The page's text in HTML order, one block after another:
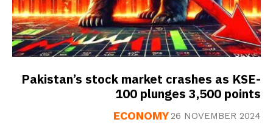
Pakistan’s stock market crashes as KSE-
100 plunges 3,500 points
ECONOMY26 NOVEMBER 2024